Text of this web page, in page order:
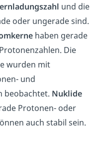
und die
oder ungerade sind.
haben gerade
Die
wurden mit
und
beobachtet. Nuklide
Protonen- oder
auch stabil sein.